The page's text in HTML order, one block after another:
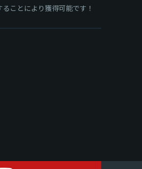
ことにより獲得可能です！